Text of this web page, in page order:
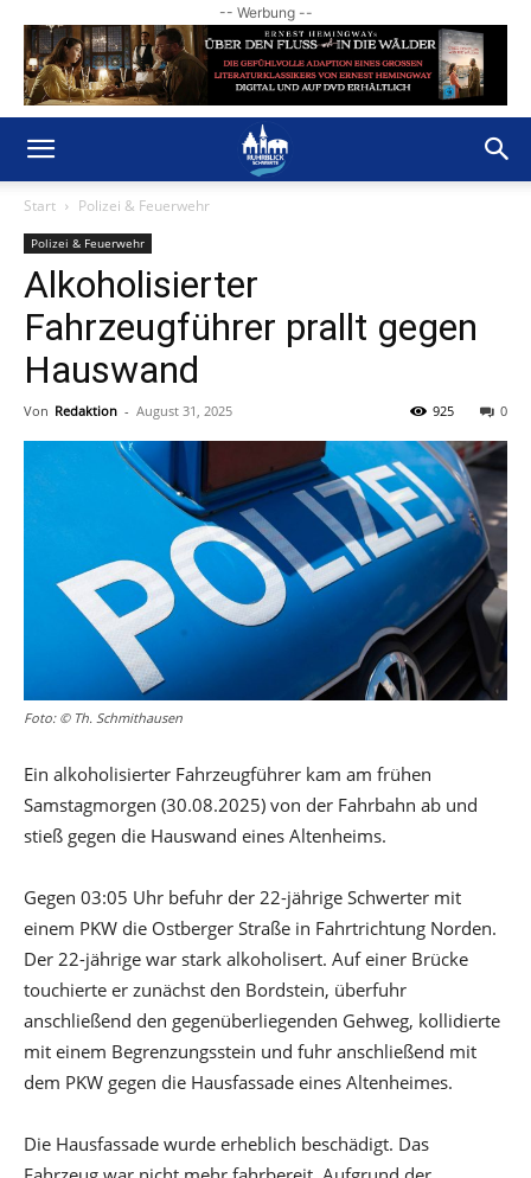
-- Werbung --
Start Polizei & Feuerwehr
Polizei & Feuerwehr
Alkoholisierter
Fahrzeugführer prallt gegen
Hauswand
Von Redaktion - August 31, 2025 0
925
Foto: © Th. Schmithausen
Ein alkoholisierter Fahrzeugführer kam am frühen
Samstagmorgen (30.08.2025) von der Fahrbahn ab und
stieß gegen die Hauswand eines Altenheims.
Gegen 03:05 Uhr befuhr der 22-jährige Schwerter mit
einem PKW die Ostberger Straße in Fahrtrichtung Norden.
Der 22-jährige war stark alkoholisert. Auf einer Brücke
touchierte er zunächst den Bordstein, überfuhr
anschließend den gegenüberliegenden Gehweg, kollidierte
mit einem Begrenzungsstein und fuhr anschließend mit
dem PKW gegen die Hausfassade eines Altenheimes.
Die Hausfassade wurde erheblich beschädigt. Das